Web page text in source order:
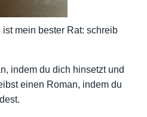
mein bester Rat: schreib
indem du dich hinsetzt und
einen Roman, indem du